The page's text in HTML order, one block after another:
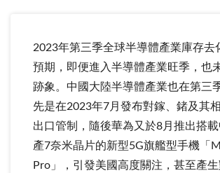
2023年第三季全球半導體產業庫存去
預期，即便進入半導體產業旺季，也
跡象。中國大陸半導體產業也在第三
先是在2023年7月發布對鎵、鍺及其
出口管制，隨後華為又於8月推出搭
產7奈米晶片的新型5G旗艦型手機「
Pro」，引發美國高度關注，甚至產